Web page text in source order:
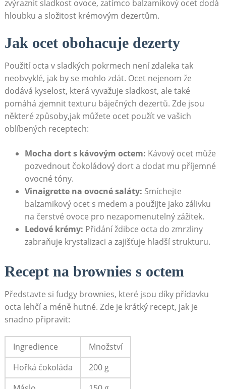
zvýraznit ‌sladkost ovoce, ⁢zatímco ‍balzamikový ocet dodá
hloubku a složitost krémovým dezertům.
Jak ocet obohacuje dezerty
Použití octa v sladkých pokrmech není⁤ zdaleka tak
⁣neobvyklé,​ jak by se mohlo⁤ zdát. Ocet nejenom že
dodává kyselost,⁢ která vyvažuje sladkost, ale také
pomáhá zjemnit‌ texturu báječných⁢ dezertů. Zde jsou
některé způsoby,jak můžete​ ocet použít ve⁤ vašich
oblíbených receptech:
Mocha dort s‌ kávovým octem: Kávový ocet⁤ může
pozvednout⁤ čokoládový ​dort a dodat mu příjemné
ovocné tóny.
Vinaigrette na ovocné saláty: ​Smíchejte
‍balzamikový ocet ⁤s medem‌ a použijte ​jako zálivku
na čerstvé ovoce ‍pro nezapomenutelný zážitek.
Ledové krémy: Přidání ždibce octa do⁤ zmrzliny
‍zabraňuje krystalizaci a ‌zajišťuje hladší strukturu.
Recept na brownies s ​octem
Představte⁢ si fudgy brownies, které jsou díky přídavku‌
octa lehčí ​a méně hutné. Zde je krátký recept, jak‌ je
snadno připravit:
Ingredience
Množství
Hořká čokoláda
200 g